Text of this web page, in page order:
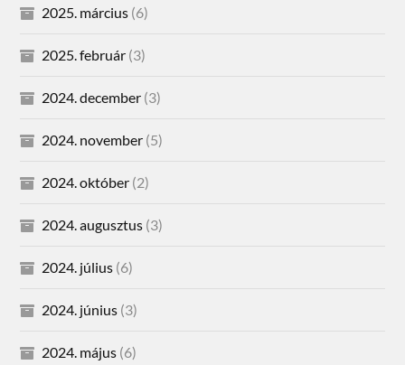
2025. március (6)
2025. február (3)
2024. december (3)
2024. november (5)
2024. október (2)
2024. augusztus (3)
2024. július (6)
2024. június (3)
2024. május (6)